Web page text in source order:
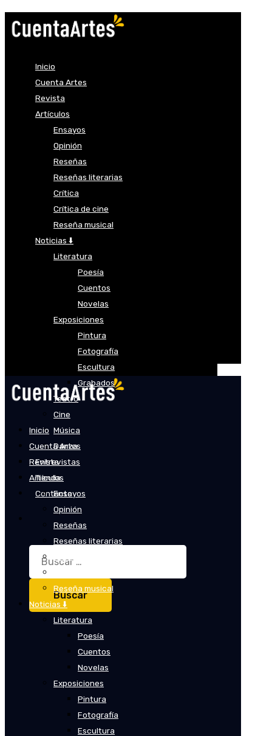
Inicio
Cuenta Artes
Revista
Artículos
Ensayos
Opinión
Reseñas
Reseñas literarias
Crítica
Crítica de cine
Reseña musical
Noticias ⬇️
Literatura
Poesía
Cuentos
Novelas
Exposiciones
Pintura
Fotografía
Escultura
Grabados
Teatro
Cine
Música
Danza
Entrevistas
Tienda
Contacto
Buscar:
Inicio
Cuenta Artes
Revista
Artículos
Ensayos
Opinión
Reseñas
Reseñas literarias
Reseña musical
Noticias ⬇️
Literatura
Poesía
Cuentos
Novelas
Exposiciones
Pintura
Fotografía
Escultura